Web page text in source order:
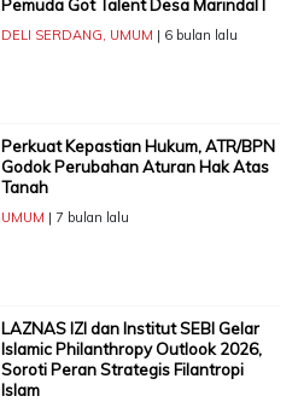
Pemuda Got Talent Desa Marindal I
DELI SERDANG, UMUM | 6 bulan lalu
Perkuat Kepastian Hukum, ATR/BPN
Godok Perubahan Aturan Hak Atas
Tanah
UMUM | 7 bulan lalu
LAZNAS IZI dan Institut SEBI Gelar
Islamic Philanthropy Outlook 2026,
Soroti Peran Strategis Filantropi
Islam